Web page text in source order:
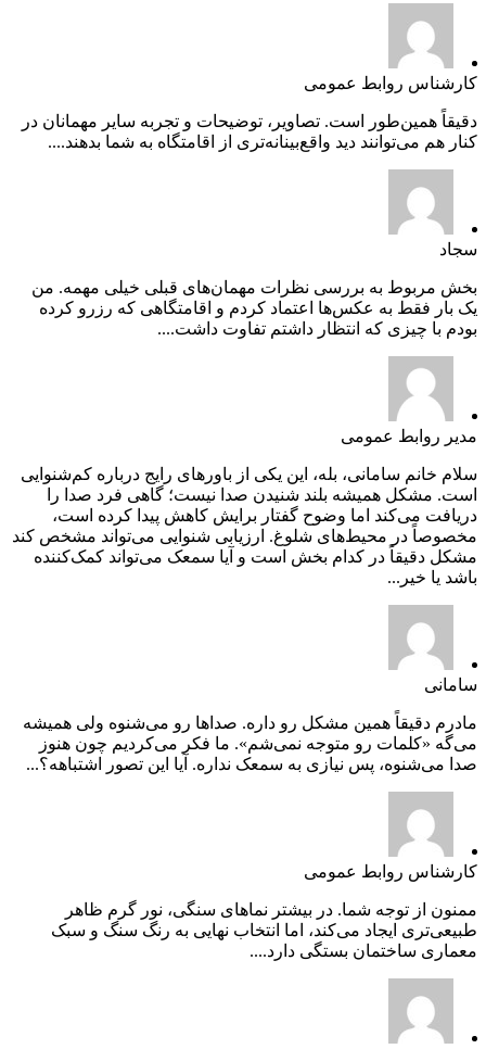
کارشناس روابط عمومی
دقیقاً همین‌طور است. تصاویر، توضیحات و تجربه سایر مهمانان در
کنار هم می‌توانند دید واقع‌بینانه‌تری از اقامتگاه به شما بدهند....
سجاد
بخش مربوط به بررسی نظرات مهمان‌های قبلی خیلی مهمه. من
یک بار فقط به عکس‌ها اعتماد کردم و اقامتگاهی که رزرو کرده
بودم با چیزی که انتظار داشتم تفاوت داشت....
مدیر روابط عمومی
سلام خانم سامانی، بله، این یکی از باورهای رایج درباره کم‌شنوایی
است. مشکل همیشه بلند شنیدن صدا نیست؛ گاهی فرد صدا را
دریافت می‌کند اما وضوح گفتار برایش کاهش پیدا کرده است،
مخصوصاً در محیط‌های شلوغ. ارزیابی شنوایی می‌تواند مشخص کند
مشکل دقیقاً در کدام بخش است و آیا سمعک می‌تواند کمک‌کننده
باشد یا خیر...
سامانی
مادرم دقیقاً همین مشکل رو داره. صداها رو می‌شنوه ولی همیشه
می‌گه «کلمات رو متوجه نمی‌شم». ما فکر می‌کردیم چون هنوز
صدا می‌شنوه، پس نیازی به سمعک نداره. آیا این تصور اشتباهه؟...
کارشناس روابط عمومی
ممنون از توجه شما. در بیشتر نماهای سنگی، نور گرم ظاهر
طبیعی‌تری ایجاد می‌کند، اما انتخاب نهایی به رنگ سنگ و سبک
معماری ساختمان بستگی دارد....